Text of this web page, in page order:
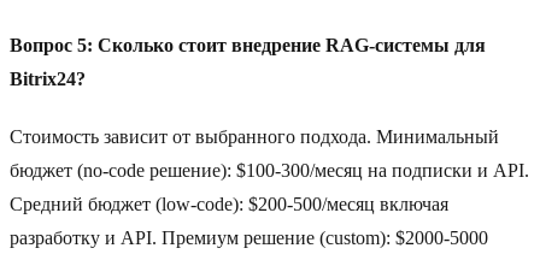
Вопрос 5: Сколько стоит внедрение RAG-системы для
Bitrix24?
Стоимость зависит от выбранного подхода. Минимальный
бюджет (no-code решение): $100-300/месяц на подписки и API.
Средний бюджет (low-code): $200-500/месяц включая
разработку и API. Премиум решение (custom): $2000-5000